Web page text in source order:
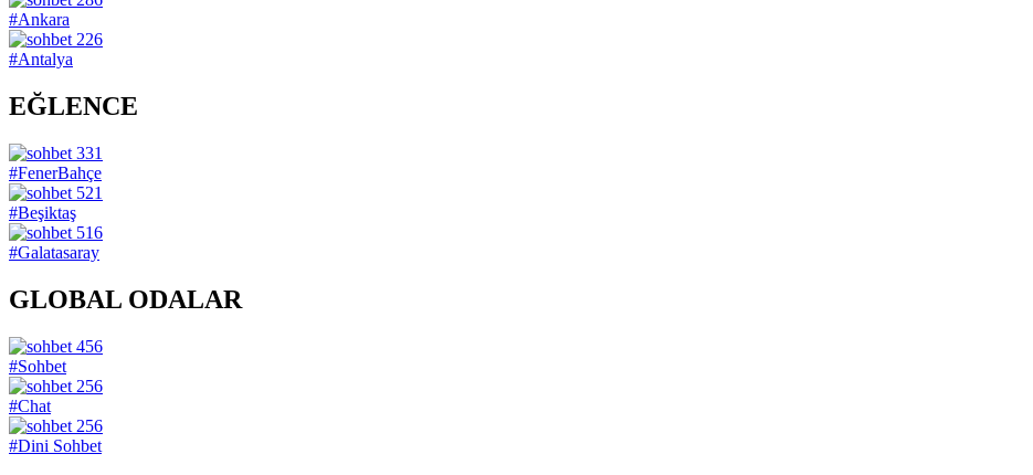
#Ankara
226
#Antalya
EĞLENCE
331
#FenerBahçe
521
#Beşiktaş
516
#Galatasaray
GLOBAL ODALAR
456
#Sohbet
256
#Chat
256
#Dini Sohbet